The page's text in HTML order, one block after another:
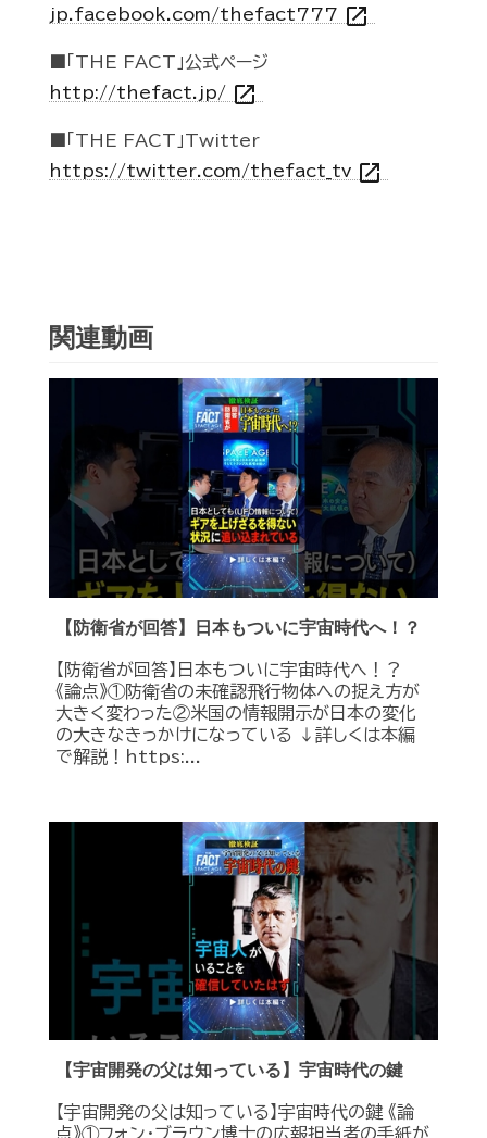
jp.facebook.com/thefact777 open_in_new
■「THE FACT」公式ページ
http://thefact.jp/ open_in_new
■「THE FACT」Twitter
https://twitter.com/thefact_tv open_in_new
関連動画
【防衛省が回答】日本もついに宇宙時代へ！？
【防衛省が回答】日本もついに宇宙時代へ！？
《論点》①防衛省の未確認飛行物体への捉え方が
大きく変わった②米国の情報開示が日本の変化
の大きなきっかけになっている ↓詳しくは本編
で解説！https:...
【宇宙開発の父は知っている】宇宙時代の鍵
【宇宙開発の父は知っている】宇宙時代の鍵 《論
点》①フォン・ブラウン博士の広報担当者の手紙が